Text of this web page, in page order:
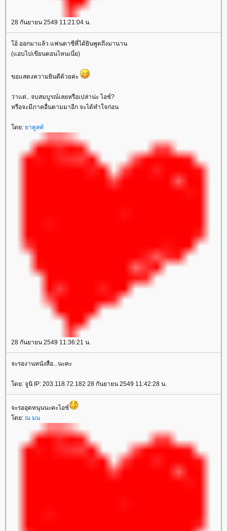
28 กันยายน 2549 11:21:04 น.
อ้ ออกมาแล้ว แฟนตาซีที่ได้ยินพูดถึงมานาน
(แอบไปเขียนตอนไหนเนี่ย)
ขอแสดงความยินดีด้วยค่ะ
ว่าแต่.. จบสมบูรณ์เลยหรือเปล่าน่ะ ไอซ์?
หรือจะมีภาคอื่นตามมาอีก จะได้ทำใจก่อน
ดย: าคูลท์
28 กันยายน 2549 11:36:21 น.
จะรองานหนังสือ...นะคะ
ดย: จูนิ IP: 203.118.72.182 28 กันยายน 2549 11:42:28 น.
จะรออุดหนุนนะคะไอซ์
ดย: ณ มน